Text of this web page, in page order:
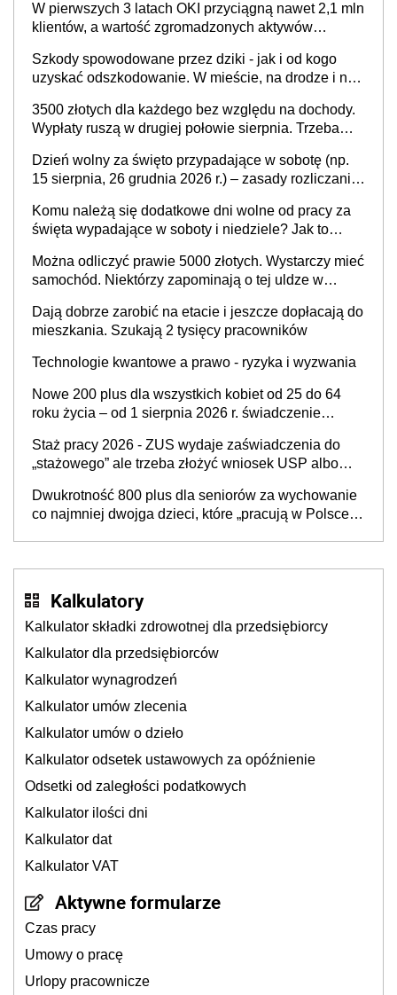
Częściowe dofinansowanie (np. z zfśs) pomniejsza
odliczenie
W pierwszych 3 latach OKI przyciągną nawet 2,1 mln
klientów, a wartość zgromadzonych aktywów
Szkody spowodowane przez dziki - jak i od kogo
uzyskać odszkodowanie. W mieście, na drodze i na
3500 złotych dla każdego bez względu na dochody.
Wypłaty ruszą w drugiej połowie sierpnia. Trzeba
Dzień wolny za święto przypadające w sobotę (np.
15 sierpnia, 26 grudnia 2026 r.) – zasady rozliczania
i administracja publiczna), najczęstsze pytania
Komu należą się dodatkowe dni wolne od pracy za
święta wypadające w soboty i niedziele? Jak to
Można odliczyć prawie 5000 złotych. Wystarczy mieć
samochód. Niektórzy zapominają o tej uldze w
Dają dobrze zarobić na etacie i jeszcze dopłacają do
mieszkania. Szukają 2 tysięcy pracowników
Technologie kwantowe a prawo - ryzyka i wyzwania
Nowe 200 plus dla wszystkich kobiet od 25 do 64
roku życia – od 1 sierpnia 2026 r. świadczenie
Staż pracy 2026 - ZUS wydaje zaświadczenia do
„stażowego” ale trzeba złożyć wniosek USP albo
zaświadczenie z ZUS?
Dwukrotność 800 plus dla seniorów za wychowanie
co najmniej dwojga dzieci, które „pracują w Polsce i
Kalkulatory
Kalkulator składki zdrowotnej dla przedsiębiorcy
Kalkulator dla przedsiębiorców
Kalkulator wynagrodzeń
Kalkulator umów zlecenia
Kalkulator umów o dzieło
Kalkulator odsetek ustawowych za opóźnienie
Odsetki od zaległości podatkowych
Kalkulator ilości dni
Kalkulator dat
Kalkulator VAT
Aktywne formularze
Czas pracy
Umowy o pracę
Urlopy pracownicze